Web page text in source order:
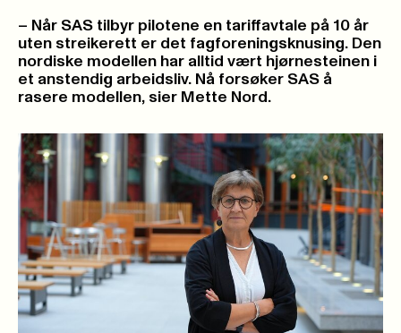
– Når SAS tilbyr pilotene en tariffavtale på 10 år
uten streikerett er det fagforeningsknusing. Den
nordiske modellen har alltid vært hjørnesteinen i
et anstendig arbeidsliv. Nå forsøker SAS å
rasere modellen, sier Mette Nord.